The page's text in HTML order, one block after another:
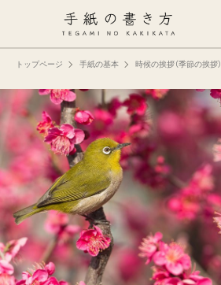
トップページ 手紙の基本 時候の挨拶（季節の挨拶）
手紙の基本
仕事の手紙の書き方
くらしの文例
仕事の文例
特集